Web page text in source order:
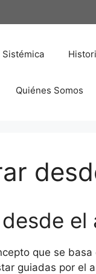
Quiénes Somos
el
que se
guiadas por el